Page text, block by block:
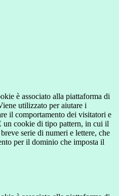
è associato alla piattaforma di
utilizzato per aiutare i
il comportamento dei visitatori e
un cookie di tipo pattern, in cui il
serie di numeri e lettere, che
per il dominio che imposta il